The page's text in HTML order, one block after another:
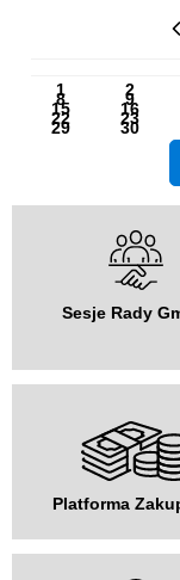
1 2
8 9
15 16
22 23
29 30
Sesje Rady
Platforma